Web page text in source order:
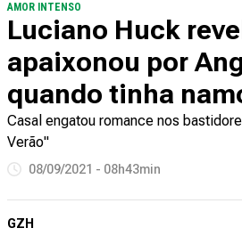
AMOR INTENSO
Luciano Huck
apaixonou por
quando tinha
Casal engatou romance nos
Verão"
08/09/2021 - 08h43min
GZH